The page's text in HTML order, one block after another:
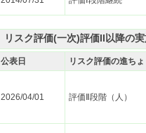
リスク評価(一次)評価II以降の
公表日 リスク評価の進ち
2026/04/01 評価Ⅱ段階（人）